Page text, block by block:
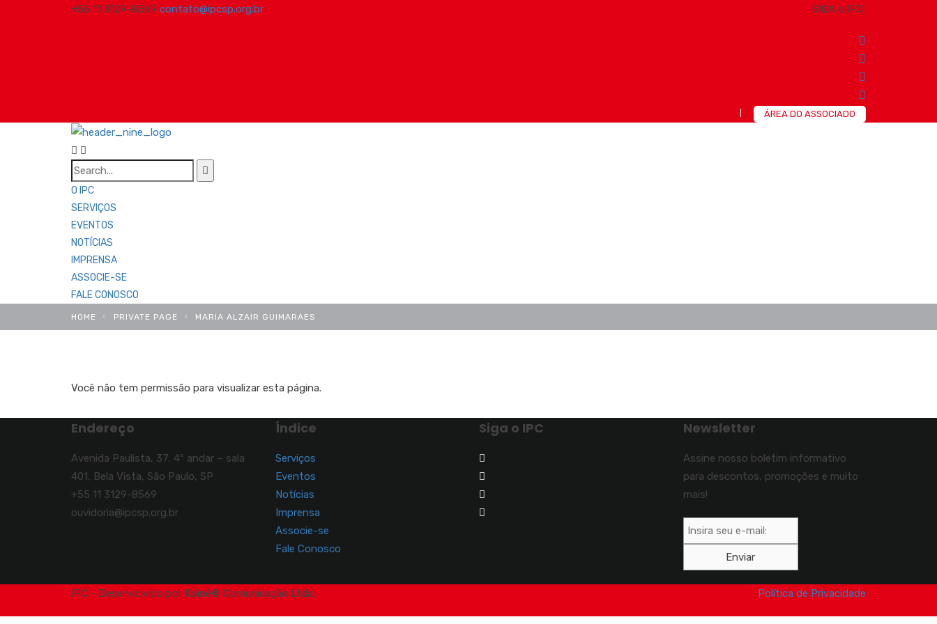
+55 11 3129-8569 contato@ipcsp.org.br SIGA o IPC:
ÁREA DO ASSOCIADO
O IPC
SERVIÇOS
EVENTOS
NOTÍCIAS
IMPRENSA
ASSOCIE-SE
FALE CONOSCO
HOME PRIVATE PAGE MARIA ALZAIR GUIMARAES
Você não tem permissão para visualizar esta página.
Endereço
Avenida Paulista, 37, 4º andar – sala
401, Bela Vista, São Paulo, SP
+55 11 3129-8569
ouvidoria@ipcsp.org.br
Índice
Serviços
Eventos
Notícias
Imprensa
Associe-se
Fale Conosco
Siga o IPC Newsletter
Assine nosso boletim informativo
para descontos, promoções e muito
mais!
IPC - Desenvolvido por Koinê®️ Comunicação Ltda. Política de Privacidade